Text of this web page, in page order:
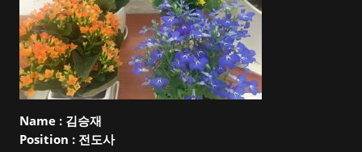
Name : 김승재
Position : 전도사